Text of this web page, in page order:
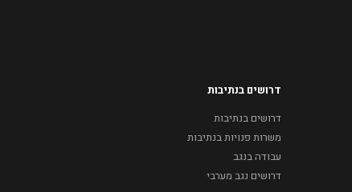
דרושים בנתיבות
דרושים בנתיבות
משרות פנויות בנתיבות
עבודה בנגב
דרושים נגב מערבי